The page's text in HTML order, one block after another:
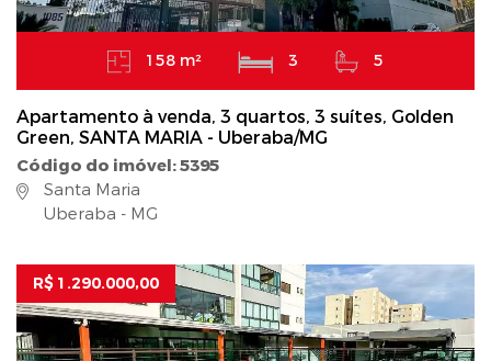
158 m² 3 5
Apartamento à venda, 3 quartos, 3 suítes, Golden
Green, SANTA MARIA - Uberaba/MG
Código do imóvel: 5395
Santa Maria
Uberaba - MG
R$ 1.290.000,00